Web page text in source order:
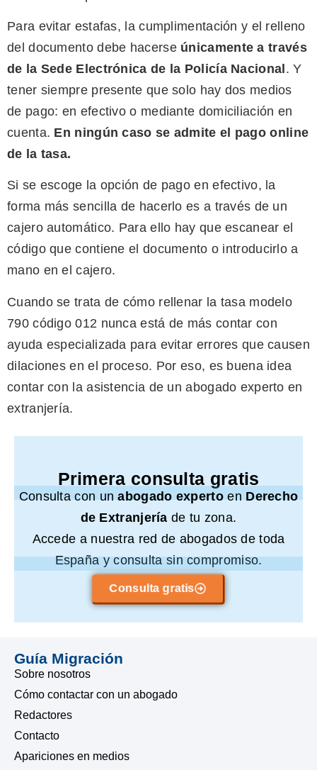
Para evitar estafas, la cumplimentación y el relleno
del documento debe hacerse únicamente a través
de la Sede Electrónica de la Policía Nacional . Y
tener siempre presente que solo hay dos medios
de pago: en efectivo o mediante domiciliación en
cuenta. En ningún caso se admite el pago online
de la tasa.
Si se escoge la opción de pago en efectivo, la
forma más sencilla de hacerlo es a través de un
cajero automático. Para ello hay que escanear el
código que contiene el documento o introducirlo a
mano en el cajero.
Cuando se trata de cómo rellenar la tasa modelo
790 código 012 nunca está de más contar con
ayuda especializada para evitar errores que causen
dilaciones en el proceso. Por eso, es buena idea
contar con la asistencia de un abogado experto en
extranjería.
Primera consulta gratis
Consulta con unabogado expertoenDerecho
de Extranjeríade tu zona.
Accede a nuestra red de abogados de toda
España y consulta sin compromiso.
Consulta gratis
Guía Migración
Sobre nosotros
Cómo contactar con un abogado
Redactores
Contacto
Apariciones en medios